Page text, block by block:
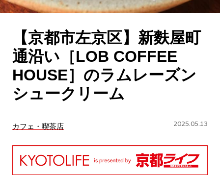
CULTURE
ABOUT US
Instagram
チケットプレゼント応募
MAIN MENU
【京都市左京区】新麩屋町
通沿い［LOB COFFEE
HOUSE］のラムレーズン
シュークリーム
カフェ・喫茶店 2025.05.13